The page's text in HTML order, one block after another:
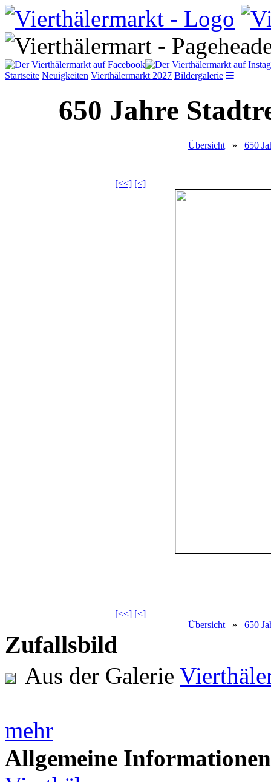
Startseite Neuigkeiten Vierthälermarkt 2027 Bildergalerie
650 Jahre
Übersicht» 650
[<<] [<]
[<<] [<]
Übersicht» 650
Zufallsbild
Aus der Galerie
mehr
Allgemeine Informationen